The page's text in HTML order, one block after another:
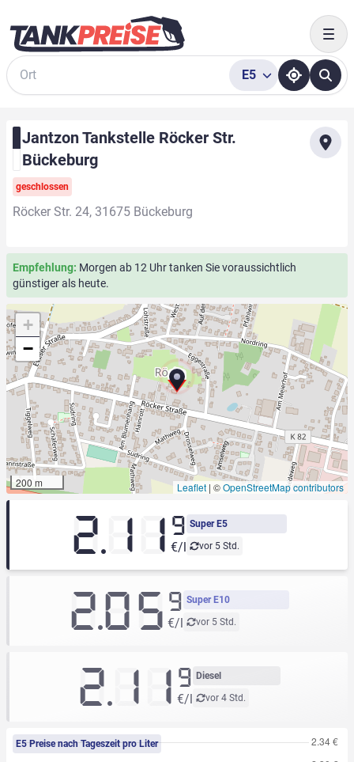
Suche
E5
Jantzon Tankstelle Röcker Str.
Bückeburg
geschlossen
Röcker Str. 24, 31675 Bückeburg
Empfehlung: Morgen ab 12 Uhr tanken Sie voraussichtlich
günstiger als heute.
+
−
200 m Leaflet | ©OpenStreetMap contributors
Super E5
vor 5 Std.
2.11 9
€/l
Super E10
vor 5 Std.
2.059
€/l
Diesel
vor 4 Std.
2.11 9
€/l
E5 Preise nach Tageszeit pro Liter